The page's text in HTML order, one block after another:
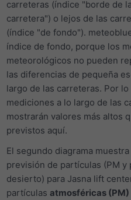
carreteras (índice "borde de
carretera") o lejos de las
(índice "de fondo").
índice de fondo, porque los
meteorológicos no pueden
las diferencias de pequeña
largo de las carreteras. Por lo
mediciones a lo largo de las
mostrarán valores más altos
previstos aquí.
El segundo diagrama muestra
previsión de partículas (PM y
desierto) para Jasna lift
partículas atmosféricas (PM)